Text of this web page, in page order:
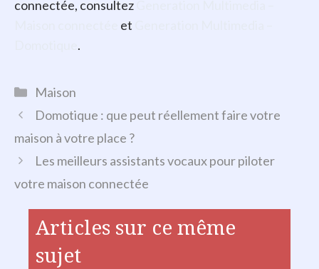
connectée, consultez
et
.
Catégories
Maison
Domotique : que peut réellement faire votre
maison à votre place ?
Les meilleurs assistants vocaux pour piloter
votre maison connectée
Articles sur ce même
sujet